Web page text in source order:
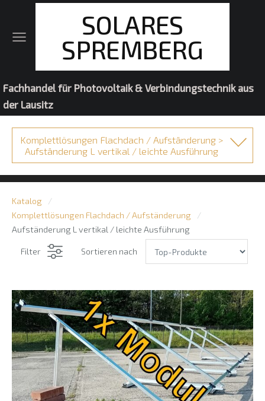
SOLARES
SPREMBERG
Fachhandel für Photovoltaik & Verbindungstechnik aus
der Lausitz
Komplettlösungen Flachdach / Aufständerung >
Aufständerung L vertikal / leichte Ausführung
Katalog
Komplettlösungen Flachdach / Aufständerung
Aufständerung L vertikal / leichte Ausführung
Filter Sortieren nach